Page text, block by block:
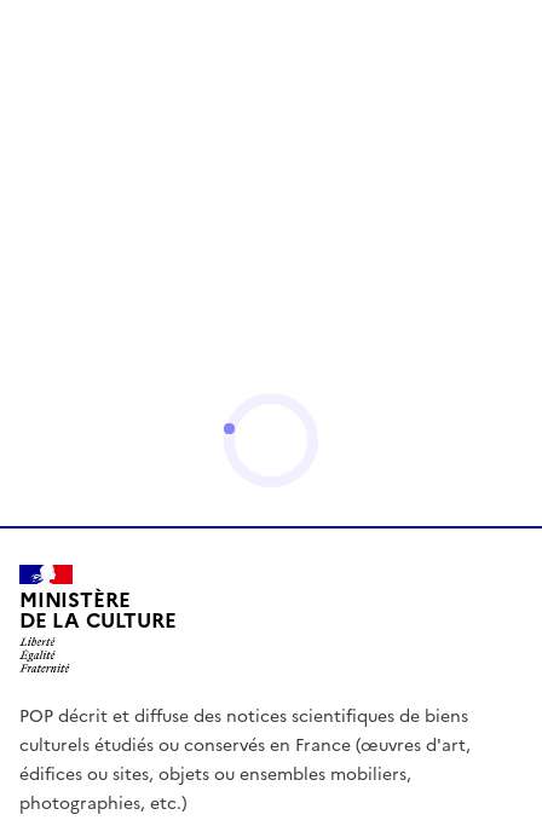
MINISTÈRE
DE LA CULTURE
POP décrit et diffuse des notices scientifiques de biens
culturels étudiés ou conservés en France (œuvres d'art,
édifices ou sites, objets ou ensembles mobiliers,
photographies, etc.)